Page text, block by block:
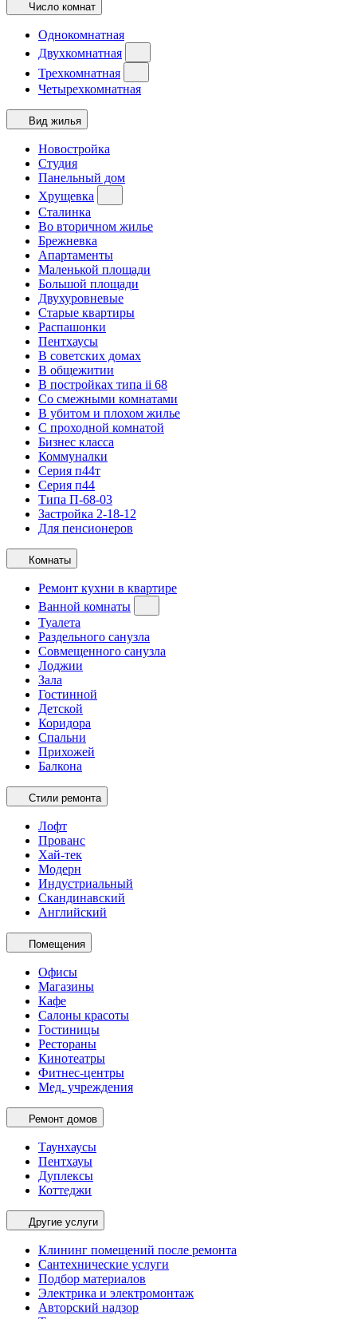
Число комнат
Однокомнатная
Двухкомнатная
Трехкомнатная
Четырехкомнатная
Вид жилья
Новостройка
Студия
Панельный дом
Хрущевка
Сталинка
Во вторичном жилье
Брежневка
Апартаменты
Маленькой площади
Большой площади
Двухуровневые
Старые квартиры
Распашонки
Пентхаусы
В советских домах
В общежитии
В постройках типа ii 68
Со смежными комнатами
В убитом и плохом жилье
С проходной комнатой
Бизнес класса
Коммуналки
Серия п44т
Серия п44
Типа П-68-03
Застройка 2-18-12
Для пенсионеров
Комнаты
Ремонт кухни в квартире
Ванной комнаты
Туалета
Раздельного санузла
Совмещенного санузла
Лоджии
Зала
Гостинной
Детской
Коридора
Спальни
Прихожей
Балкона
Стили ремонта
Лофт
Прованс
Хай-тек
Модерн
Индустриальный
Скандинавский
Английский
Помещения
Офисы
Магазины
Кафе
Салоны красоты
Гостиницы
Рестораны
Кинотеатры
Фитнес-центры
Мед. учреждения
Ремонт домов
Таунхаусы
Пентхауы
Дуплексы
Коттеджи
Другие услуги
Клининг помещений после ремонта
Сантехнические услуги
Подбор материалов
Электрика и электромонтаж
Авторский надзор